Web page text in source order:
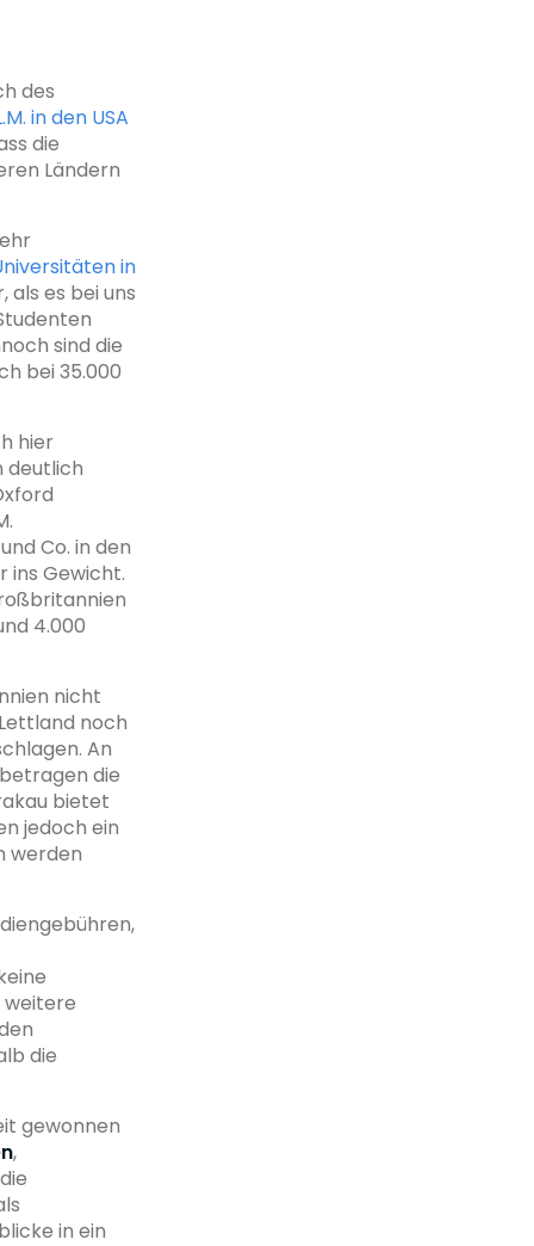
des
in den USA
die
Ländern
in
es bei uns
sind die
bei 35.000
hier
deutlich
Co. in den
ins Gewicht.
4.000
nicht
noch
An
die
bietet
jedoch ein
werden
weitere
die
gewonnen
,
in ein